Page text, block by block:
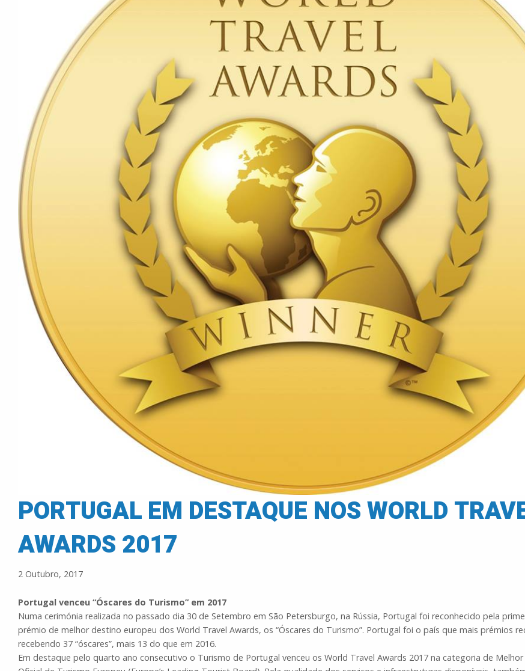
PORTUGAL EM DESTAQUE NOS WORLD
AWARDS 2017
2 Outubro, 2017
Portugal venceu “Óscares do Turismo” em 2017
Numa cerimónia realizada no passado dia 30 de Setembro em São Petersburgo, na Rússia, Portugal foi reconhecido pela
prémio de melhor destino europeu dos World Travel Awards, os “Óscares do Turismo”. Portugal foi o país que mais prémios
recebendo 37 “óscares”, mais 13 do que em 2016.
Em destaque pelo quarto ano consecutivo o Turismo de Portugal venceu os World Travel Awards 2017 na categoria de